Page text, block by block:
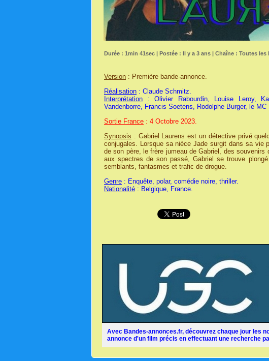
Durée : 1min 41sec | Postée : Il y a 3 ans | Chaîne : Toutes les
Version : Première bande-annonce.
Réalisation : Claude Schmitz.
Interprétation : Olivier Rabourdin, Louise Leroy,
Vandenborre, Francis Soetens, Rodolphe Burger, le MC
Sortie France : 4 Octobre 2023.
Synopsis : Gabriel Laurens est un détective privé
conjugales. Lorsque sa nièce Jade surgit dans sa vie
de son père, le frère jumeau de Gabriel, des
aux spectres de son passé, Gabriel se trouve
semblants, fantasmes et trafic de drogue.
Genre : Enquête, polar, comédie noire, thriller.
Nationalité : Belgique, France.
Avec Bandes-annonces.fr, découvrez chaque jour les
annonce d'un film précis en effectuant une recherche